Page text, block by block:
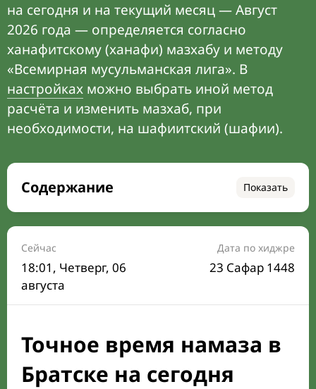
на сегодня и на текущий месяц — Август
2026 года — определяется согласно
ханафитскому (ханафи) мазхабу и методу
«Всемирная мусульманская лига». В
настройках можно выбрать иной метод
расчёта и изменить мазхаб, при
необходимости, на шафиитский (шафии).
Содержание Показать
Время намаза на сегодня
Расписание на месяц
Время Сухура и Ифтара на сегодня
Календарь рамадана
Направление киблы
Сейчас
18:01 , Четверг, 06
августа
Дата по хиджре
23 Сафар 1448
Точное время намаза в
Братске на сегодня